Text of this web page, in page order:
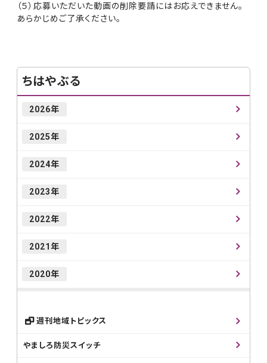
（５）応募いただいた動画の削除要請にはお応えできません。
あらかじめご了承ください。
ちはやぶる
2026年
2025年
2024年
2023年
2022年
2021年
2020年
週刊地域トピックス
やましろ防災スイッチ